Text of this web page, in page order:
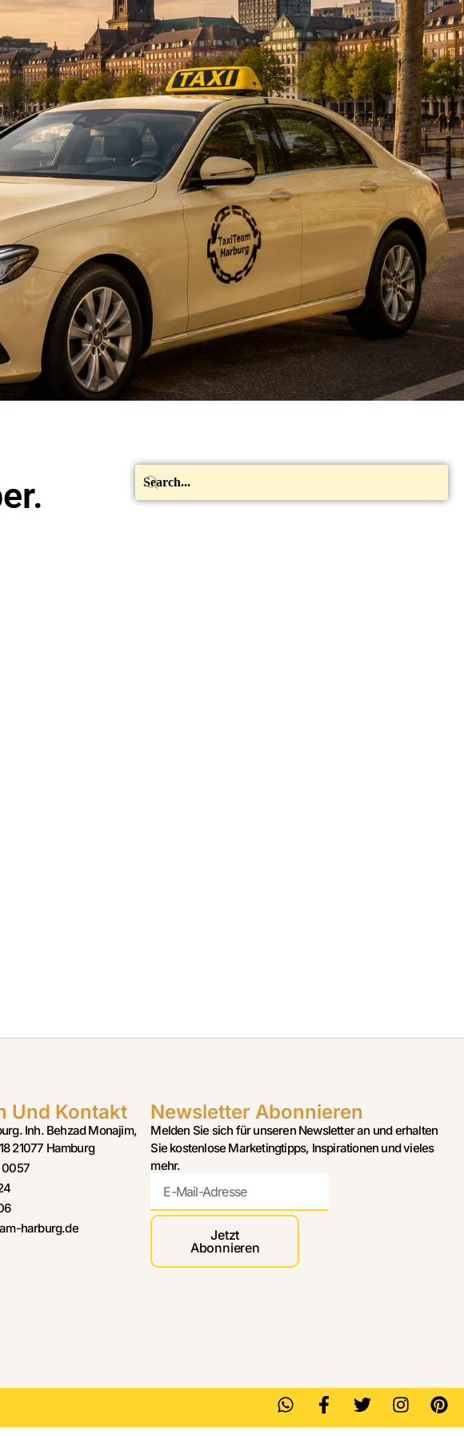
Krankenfahrten
Blog
Fahrt
buchen
DE
Und Kontakt
Inh. Behzad Monajim,
21077 Hamburg
0057
harburg.de
Newsletter Abonnieren
Melden Sie sich für unseren Newsletter an und erhalten
Sie kostenlose Marketingtipps, Inspirationen und vieles
mehr.
Jetzt
Abonnieren